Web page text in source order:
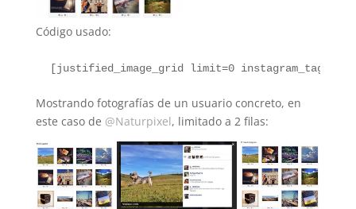
Código usado:
[justified_image_grid limit=0
Mostrando fotografías de un usuario concreto, en
este caso de @Naturpixel, limitado a 2 filas: